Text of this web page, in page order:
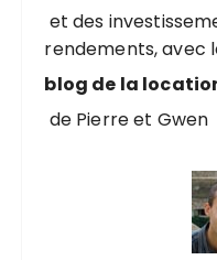
:
et des
rendements, avec
blog de la
de Pierre et Gwen